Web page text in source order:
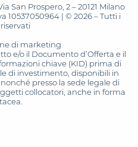
San Prospero, 2 – 20121 Milano
10537050964 | © 2026 – Tutti i
di marketing
e/o il Documento d’Offerta e il
chiave (KID) prima di
di investimento, disponibili in
presso la sede legale di
collocatori, anche in forma